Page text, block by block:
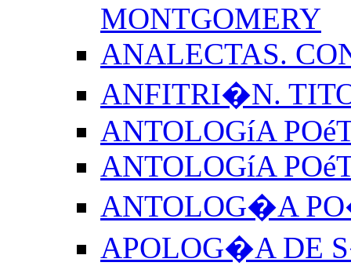
MONTGOMERY
ANALECTAS.
ANFITRI�N.
ANTOLOGíA
ANTOLOGíA
ANTOLOG�A
APOLOG�A DE